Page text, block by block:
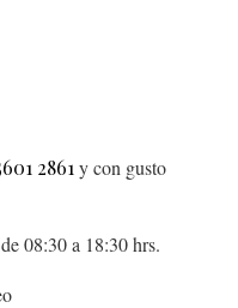
2861 y con gusto
08:30 a 18:30 hrs.